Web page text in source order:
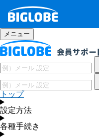
メニュー
トップ
設定方法
各種手続き